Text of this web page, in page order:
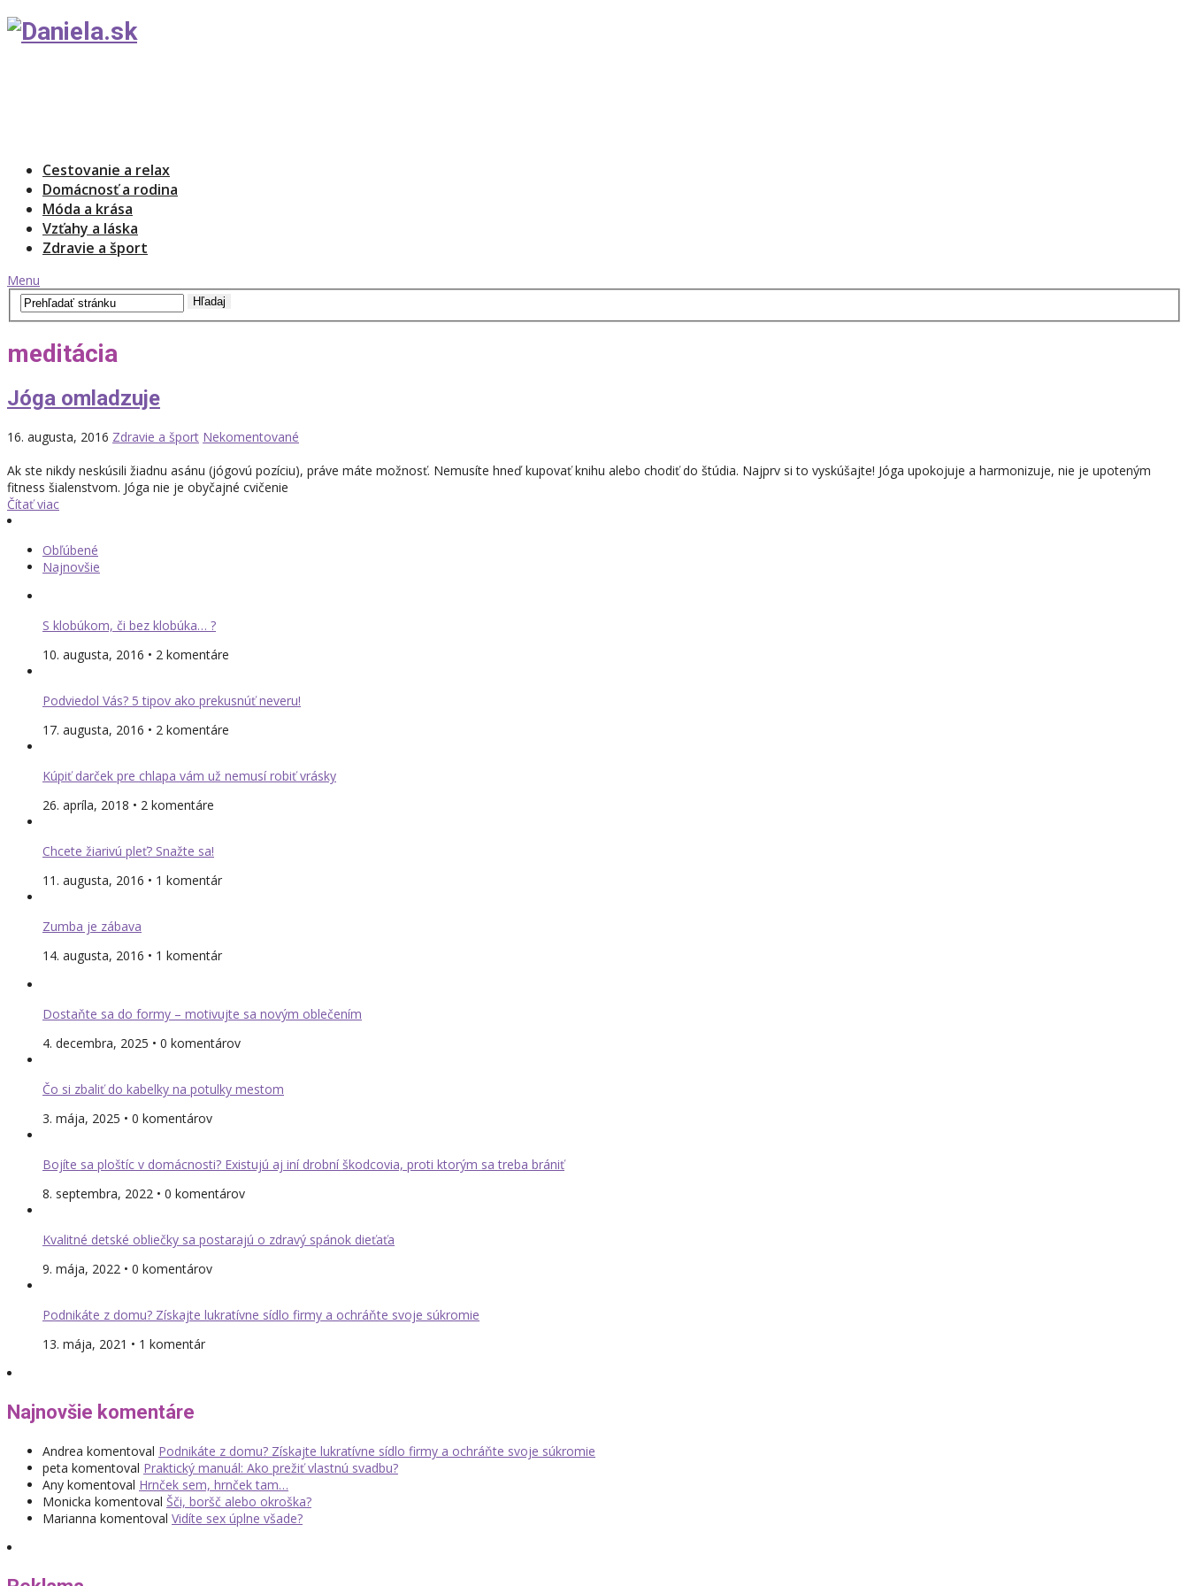
Cestovanie a relax
Domácnosť a rodina
Móda a krása
Vzťahy a láska
Zdravie a šport
Menu
meditácia
Jóga omladzuje
16. augusta, 2016 Zdravie a šport Nekomentované
Ak ste nikdy neskúsili žiadnu asánu (jógovú pozíciu), práve máte možnosť. Nemusíte hneď kupovať knihu alebo chodiť do štúdia. Najprv si to vyskúšajte! Jóga upokojuje a harmonizuje, nie je upoteným
fitness šialenstvom. Jóga nie je obyčajné cvičenie
Čítať viac
Obľúbené
Najnovšie
S klobúkom, či bez klobúka… ?
10. augusta, 2016 • 2 komentáre
Podviedol Vás? 5 tipov ako prekusnúť neveru!
17. augusta, 2016 • 2 komentáre
Kúpiť darček pre chlapa vám už nemusí robiť vrásky
26. apríla, 2018 • 2 komentáre
Chcete žiarivú pleť? Snažte sa!
11. augusta, 2016 • 1 komentár
Zumba je zábava
14. augusta, 2016 • 1 komentár
Dostaňte sa do formy – motivujte sa novým oblečením
4. decembra, 2025 • 0 komentárov
Čo si zbaliť do kabelky na potulky mestom
3. mája, 2025 • 0 komentárov
Bojíte sa ploštíc v domácnosti? Existujú aj iní drobní škodcovia, proti ktorým sa treba brániť
8. septembra, 2022 • 0 komentárov
Kvalitné detské obliečky sa postarajú o zdravý spánok dieťaťa
9. mája, 2022 • 0 komentárov
Podnikáte z domu? Získajte lukratívne sídlo firmy a ochráňte svoje súkromie
13. mája, 2021 • 1 komentár
Najnovšie komentáre
Andrea komentoval Podnikáte z domu? Získajte lukratívne sídlo firmy a ochráňte svoje súkromie
peta komentoval Praktický manuál: Ako prežiť vlastnú svadbu?
Any komentoval Hrnček sem, hrnček tam…
Monicka komentoval Šči, boršč alebo okroška?
Marianna komentoval Vidíte sex úplne všade?